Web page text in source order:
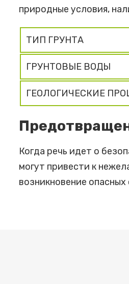
природные условия,
ТИП ГРУНТА
ГРУНТОВЫЕ ВОДЫ
ГЕОЛОГИЧЕСКИЕ
Когда речь идет о
могут привести к
возникновение опасных